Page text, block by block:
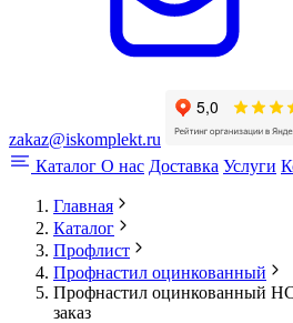
zakaz@iskomplekt.ru
Каталог О нас Доставка Услуги
Главная
Каталог
Профлист
Профнастил оцинкованный
Профнастил оцинкованный
заказ